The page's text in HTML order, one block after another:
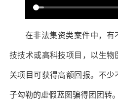
在非法集资类案件中，有
技技术或高科技项目，以生物
关项目可获得高额回报。不
子勾勒的虚假蓝图骗得团团转。